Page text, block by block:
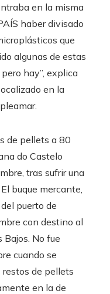
en la misma
haber divisado
que
algunas de estas
hay”, explica
en la
de pellets a 80
do Castelo
tras sufrir una
buque mercante,
puerto de
con destino al
Bajos. No fue
cuando se
de pellets
en la de